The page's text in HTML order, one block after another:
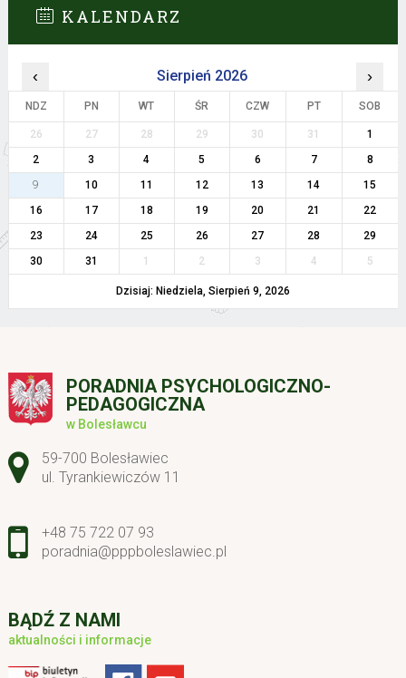
KALENDARZ
‹ Sierpień 2026 ›
NDZ PN WT ŚR CZW PT SOB
26 27 28 29 30 31
1
2
3 4 5 6 7
8
9
10 11 12 13 14
15
16
17 18 19 20 21
22
23
24 25 26 27 28
29
30
31 1 2 3 4 5
Dzisiaj: Niedziela, Sierpień 9, 2026
PORADNIA PSYCHOLOGICZNO-
PEDAGOGICZNA
w Bolesławcu
Adres pocztowy:
59-700 Bolesławiec
ul. Tyrankiewiczów 11
+48 75 722 07 93
poradnia@pppboleslawiec.pl
BĄDŹ Z NAMI
aktualności i informacje